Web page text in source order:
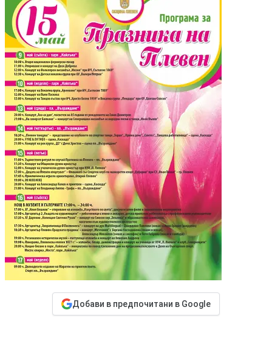
Добави в предпочитани в Google